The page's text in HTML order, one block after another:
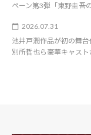
ペーン第3弾「東野圭吾
2026.07.31
池井戸潤作品が初の舞
別所哲也ら豪華キャスト